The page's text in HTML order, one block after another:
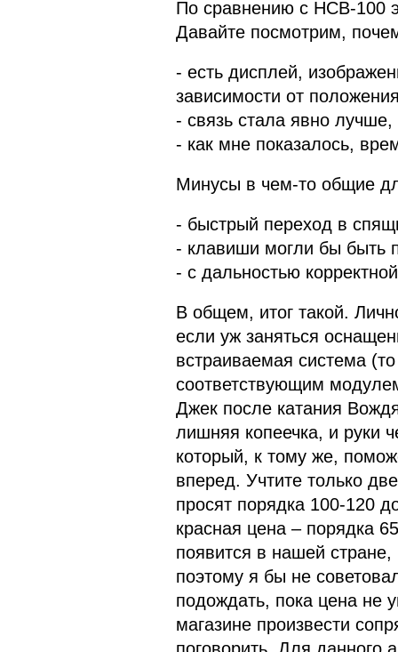
По сравнению с HCB-100
Давайте посмотрим,
- есть дисплей,
зависимости от
- связь стала явно
- как мне показалось,
Минусы в чем-то общие
- быстрый переход в
- клавиши могли бы быть
- с дальностью
В общем, итог такой.
если уж заняться
встраиваемая система
соответствующим
Джек после катания
лишняя копеечка, и руки
который, к тому же,
вперед. Учтите только
просят порядка 100-120
красная цена – порядка
появится в нашей
поэтому я бы не
подождать, пока цена не
магазине произвести